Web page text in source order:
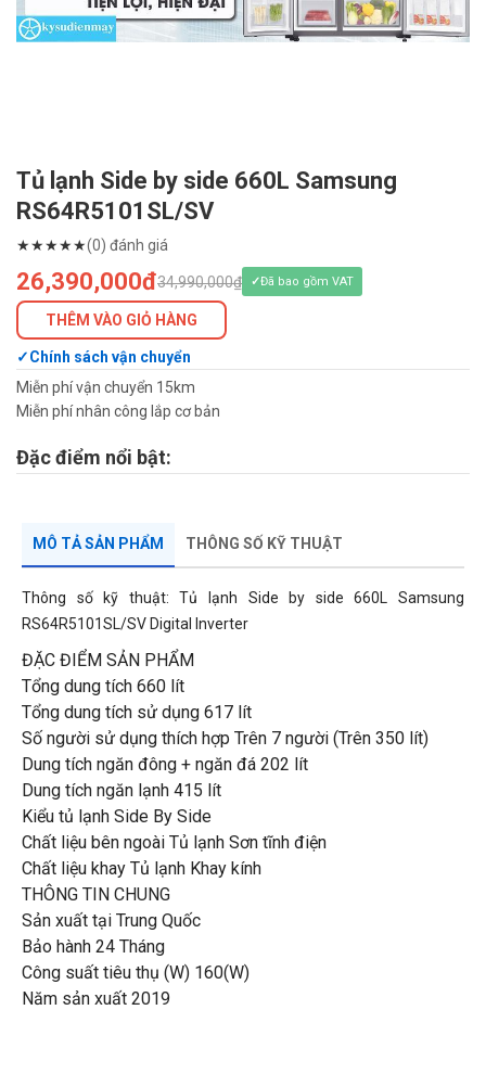
Tủ lạnh Side by side 660L Samsung
RS64R5101SL/SV
★★★★★(0) đánh giá
26,390,000đ34,990,000₫ Đã bao gồm VAT
THÊM VÀO GIỎ HÀNG
Chính sách vận chuyển
Miễn phí vận chuyển 15km
Miễn phí nhân công lắp cơ bản
Đặc điểm nổi bật:
MÔ TẢ SẢN PHẨM THÔNG SỐ KỸ THUẬT
Thông số kỹ thuật: Tủ lạnh Side by side 660L Samsung
RS64R5101SL/SV Digital Inverter
ĐẶC ĐIỂM SẢN PHẨM
Tổng dung tích 660 lít
Tổng dung tích sử dụng 617 lít
Số người sử dụng thích hợp Trên 7 người (Trên 350 lít)
Dung tích ngăn đông + ngăn đá 202 lít
Dung tích ngăn lạnh 415 lít
Kiểu tủ lạnh Side By Side
Chất liệu bên ngoài Tủ lạnh Sơn tĩnh điện
Chất liệu khay Tủ lạnh Khay kính
THÔNG TIN CHUNG
Sản xuất tại Trung Quốc
Bảo hành 24 Tháng
Công suất tiêu thụ (W) 160(W)
Năm sản xuất 2019